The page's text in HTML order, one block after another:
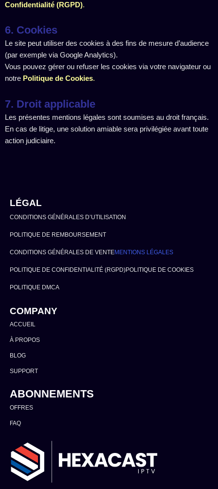
Confidentialité (RGPD).
6. Cookies
Le site peut utiliser des cookies à des fins de mesure d’audience
(par exemple via Google Analytics).
Vous pouvez gérer ou refuser les cookies via votre navigateur ou
notre Politique de Cookies.
7. Droit applicable
Les présentes mentions légales sont soumises au droit français.
En cas de litige, une solution amiable sera privilégiée avant toute
action judiciaire.
LÉGAL
CONDITIONS GÉNÉRALES D’UTILISATION
POLITIQUE DE REMBOURSEMENT
CONDITIONS GÉNÉRALES DE VENTEMENTIONS LÉGALES
POLITIQUE DE CONFIDENTIALITÉ (RGPD)POLITIQUE DE COOKIES
POLITIQUE DMCA
COMPANY
ACCUEIL
À PROPOS
BLOG
SUPPORT
ABONNEMENTS
OFFRES
FAQ